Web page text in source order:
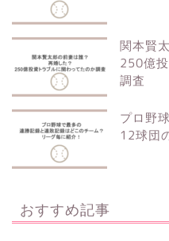
関本賢
250億
調査
プロ野
12球団
おすすめ記事